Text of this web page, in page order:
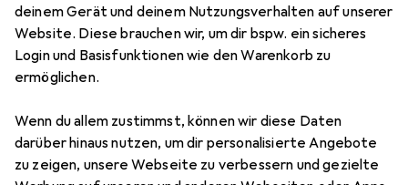
deinem Gerät und deinem Nutzungsverhalten auf unserer
Website. Diese brauchen wir, um dir bspw. ein sicheres
Login und Basisfunktionen wie den Warenkorb zu
ermöglichen.
Wenn du allem zustimmst, können wir diese Daten
darüber hinaus nutzen, um dir personalisierte Angebote
zu zeigen, unsere Webseite zu verbessern und gezielte
2 Bilder
NoreveLederschutzhülle Wallet
Preis in EUR inkl. MwSt.
EUR
88,90
Bewertungen